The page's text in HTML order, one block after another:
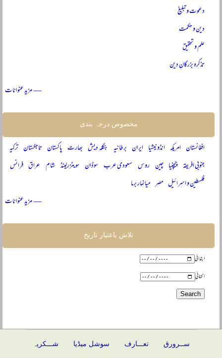
دعوت و تبلیغ
دین و حکمت
علم و تحقیق
تذکرہ بزرگانِ دین
— مزید عنوانات
مخصوص درجہ بندی
افغانستان امریکہ انڈونیشیا ایران برطانیہ بنگلہ دیش بھارت پاکستان تاجکستان ترکیہ
جنوبی افریقہ چیچنیا چین روس سعودی عرب سوڈان سویٹزرلینڈ شام عراق فرانس
فلسطین و اسرائیل مصر میانمار برما
— مزید عنوانات
تلاش باعتبار تاریخ
ابتدائی
انتہائی
ســرورق تعـــارف سوشل میڈیا شـــکریہ